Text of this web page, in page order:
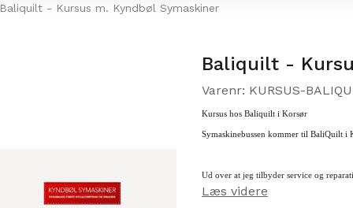
Baliquilt - Kursus m. Kyndbøl Symaskiner
Baliquilt -
Varenr: KURSUS-
Kursus hos Baliquilt i Korsør
Symaskinebussen kommer til BaliQuilt i
Ud over at jeg tilbyder service og
eftermiddage hos Baliquilt fra kl 15-17
Læs videre